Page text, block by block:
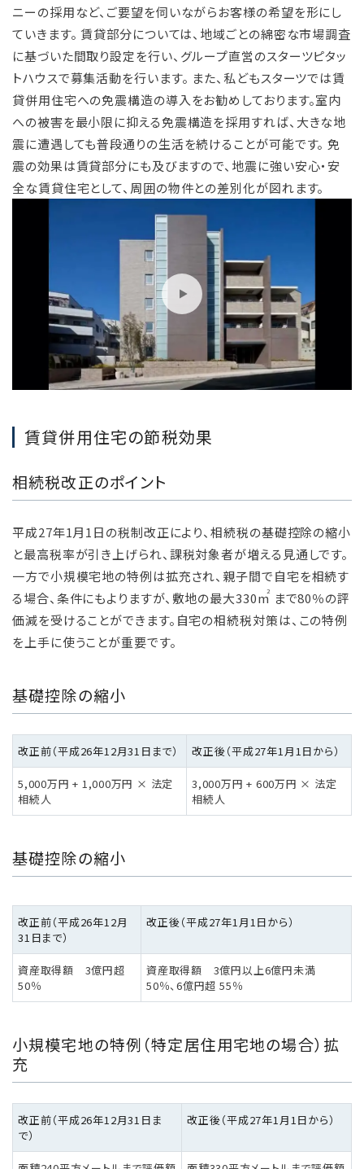
ニーの採用など、ご要望を伺いながらお客様の希望を形にし
ていきます。 賃貸部分については、地域ごとの綿密な市場調査
に基づいた間取り設定を行い、グループ直営のスターツピタッ
トハウスで募集活動を行います。 また、私どもスターツでは賃
貸併用住宅への免震構造の導入をお勧めしております。室内
への被害を最小限に抑える免震構造を採用すれば、大きな地
震に遭遇しても普段通りの生活を続けることが可能です。 免
震の効果は賃貸部分にも及びますので、地震に強い安心・安
全な賃貸住宅として、周囲の物件との差別化が図れます。
賃貸併用住宅の節税効果
相続税改正のポイント
平成27年1月1日の税制改正により、相続税の基礎控除の縮小
と最高税率が引き上げられ、課税対象者が増える見通しです。
一方で小規模宅地の特例は拡充され、親子間で自宅を相続す
る場合、条件にもよりますが、敷地の最大330m2
まで80％の評
価減を受けることができます。自宅の相続税対策は、この特例
を上手に使うことが重要です。
基礎控除の縮小
改正前（平成26年12月31日まで） 改正後（平成27年1月1日から）
5,000万円 + 1,000万円 × 法定
相続人
3,000万円 + 600万円 × 法定
相続人
基礎控除の縮小
改正前（平成26年12月
31日まで）
改正後（平成27年1月1日から）
資産取得額 3億円超
50％
資産取得額 3億円以上6億円未満
50％、6億円超 55％
小規模宅地の特例（特定居住用宅地の場合）拡
充
改正前（平成26年12月31日ま
で）
改正後（平成27年1月1日から）